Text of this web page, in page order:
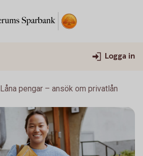
Logga in
Låna pengar – ansök om privatlån